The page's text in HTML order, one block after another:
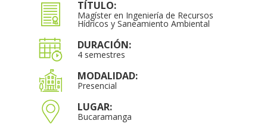
TÍTULO:
Magíster en Ingeniería de Recursos
Hídricos y Saneamiento Ambiental
DURACIÓN:
4 semestres
MODALIDAD:
Presencial
LUGAR:
Bucaramanga